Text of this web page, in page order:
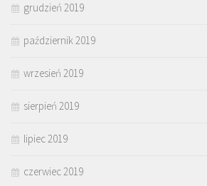
grudzień 2019
październik 2019
wrzesień 2019
sierpień 2019
lipiec 2019
czerwiec 2019